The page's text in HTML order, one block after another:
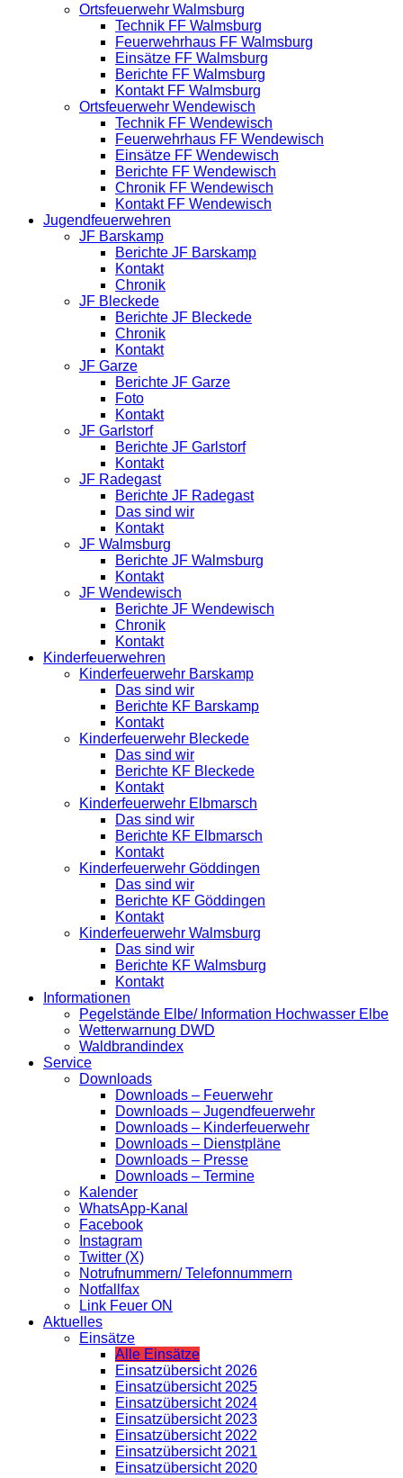
Ortsfeuerwehr Walmsburg
Technik FF Walmsburg
Feuerwehrhaus FF Walmsburg
Einsätze FF Walmsburg
Berichte FF Walmsburg
Kontakt FF Walmsburg
Ortsfeuerwehr Wendewisch
Technik FF Wendewisch
Feuerwehrhaus FF Wendewisch
Einsätze FF Wendewisch
Berichte FF Wendewisch
Chronik FF Wendewisch
Kontakt FF Wendewisch
Jugendfeuerwehren
JF Barskamp
Berichte JF Barskamp
Kontakt
Chronik
JF Bleckede
Berichte JF Bleckede
Chronik
Kontakt
JF Garze
Berichte JF Garze
Foto
Kontakt
JF Garlstorf
Berichte JF Garlstorf
Kontakt
JF Radegast
Berichte JF Radegast
Das sind wir
Kontakt
JF Walmsburg
Berichte JF Walmsburg
Kontakt
JF Wendewisch
Berichte JF Wendewisch
Chronik
Kontakt
Kinderfeuerwehren
Kinderfeuerwehr Barskamp
Das sind wir
Berichte KF Barskamp
Kontakt
Kinderfeuerwehr Bleckede
Das sind wir
Berichte KF Bleckede
Kontakt
Kinderfeuerwehr Elbmarsch
Das sind wir
Berichte KF Elbmarsch
Kontakt
Kinderfeuerwehr Göddingen
Das sind wir
Berichte KF Göddingen
Kontakt
Kinderfeuerwehr Walmsburg
Das sind wir
Berichte KF Walmsburg
Kontakt
Informationen
Pegelstände Elbe/ Information Hochwasser Elbe
Wetterwarnung DWD
Waldbrandindex
Service
Downloads
Downloads – Feuerwehr
Downloads – Jugendfeuerwehr
Downloads – Kinderfeuerwehr
Downloads – Dienstpläne
Downloads – Presse
Downloads – Termine
Kalender
WhatsApp-Kanal
Facebook
Instagram
Twitter (X)
Notrufnummern/ Telefonnummern
Notfallfax
Link Feuer ON
Aktuelles
Einsätze
Alle Einsätze
Einsatzübersicht 2026
Einsatzübersicht 2025
Einsatzübersicht 2024
Einsatzübersicht 2023
Einsatzübersicht 2022
Einsatzübersicht 2021
Einsatzübersicht 2020